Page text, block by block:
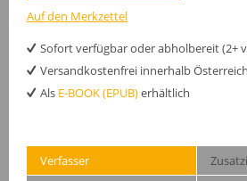
Auf den Merkzettel
Sofort verfügbar oder abholbereit (2+
Versandkostenfrei innerhalb
Als E-BOOK (EPUB)erhältlich
Verfasser